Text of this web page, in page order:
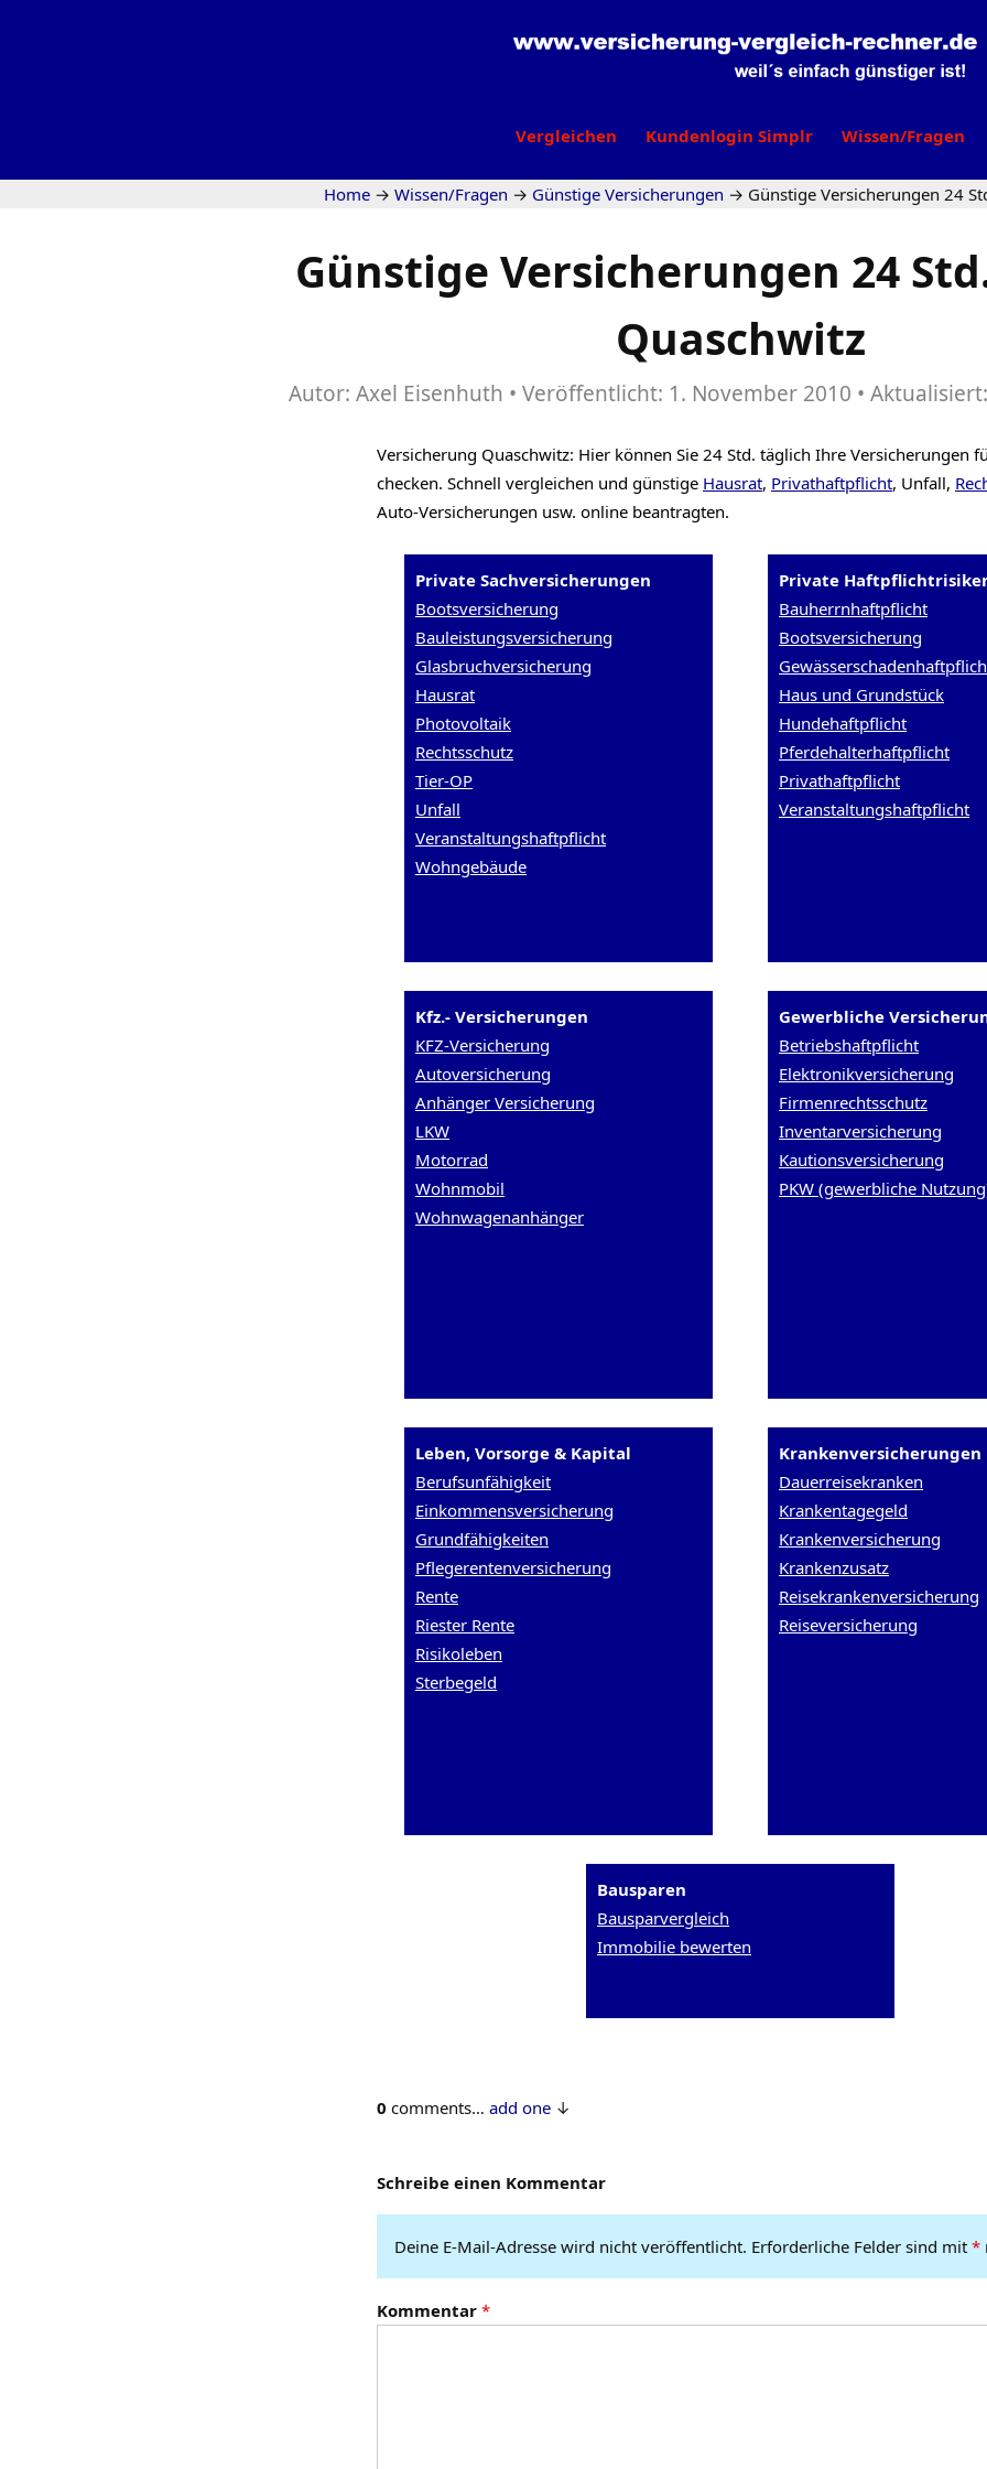
Vergleichen Kundenlogin Simplr Wissen/Fragen
Home → Wissen/Fragen → Günstige Versicherungen → Günstige Versicherungen 24
Günstige Versicherungen 24
Quaschwitz
Autor: Axel Eisenhuth Veröffentlicht: 1. November 2010 Aktualisiert:
Versicherung Quaschwitz: Hier können Sie 24 Std. täglich Ihre Versicherungen
checken. Schnell vergleichen und günstige Hausrat, Privathaftpflicht, Unfall,
Auto-Versicherungen usw. online beantragten.
Private Sachversicherungen
Bootsversicherung
Bauleistungsversicherung
Glasbruchversicherung
Hausrat
Photovoltaik
Rechtsschutz
Tier-OP
Unfall
Veranstaltungshaftpflicht
Wohngebäude
Private
Bauherrnhaftpflicht
Bootsversicherung
Haus und Grundstück
Hundehaftpflicht
Pferdehalterhaftpflicht
Privathaftpflicht
Veranstaltungshaftpflicht
Kfz.- Versicherungen
KFZ-Versicherung
Autoversicherung
Anhänger Versicherung
LKW
Motorrad
Wohnmobil
Wohnwagenanhänger
Gewerbliche
Betriebshaftpflicht
Elektronikversicherung
Firmenrechtsschutz
Inventarversicherung
Kautionsversicherung
PKW (gewerbliche
Leben, Vorsorge & Kapital
Berufsunfähigkeit
Einkommensversicherung
Grundfähigkeiten
Pflegerentenversicherung
Rente
Riester Rente
Risikoleben
Sterbegeld
Krankenversicherungen
Dauerreisekranken
Krankentagegeld
Krankenversicherung
Krankenzusatz
Reisekrankenversicherung
Reiseversicherung
Bausparen
Bausparvergleich
Immobilie bewerten
0 comments… add one
Schreibe einen Kommentar
Deine E-Mail-Adresse wird nicht veröffentlicht. Erforderliche Felder sind mit *
Kommentar *